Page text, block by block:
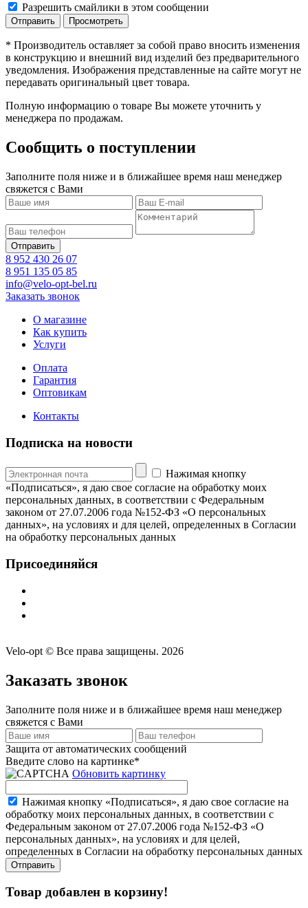
Разрешить смайлики в этом сообщении
* Производитель оставляет за собой право вносить изменения
в конструкцию и внешний вид изделий без предварительного
уведомления. Изображения представленные на сайте могут не
передавать оригинальный цвет товара.
Полную информацию о товаре Вы можете уточнить у
менеджера по продажам.
Сообщить о поступлении
Заполните поля ниже и в ближайшее время наш менеджер
свяжется с Вами
8 952 430 26 07
8 951 135 05 85
info@velo-opt-bel.ru
Заказать звонок
О магазине
Как купить
Услуги
Оплата
Гарантия
Оптовикам
Контакты
Подписка на новости
Нажимая кнопку
«Подписаться», я даю свое согласие на обработку моих
персональных данных, в соответствии с Федеральным
законом от 27.07.2006 года №152-ФЗ «О персональных
данных», на условиях и для целей, определенных в Согласии
на обработку персональных данных
Присоединяйся
Velo-opt © Все права защищены. 2026
Заказать звонок
Заполните поля ниже и в ближайшее время наш менеджер
свяжется с Вами
Защита от автоматических сообщений
Введите слово на картинке*
Обновить картинку
Нажимая кнопку «Подписаться», я даю свое согласие на
обработку моих персональных данных, в соответствии с
Федеральным законом от 27.07.2006 года №152-ФЗ «О
персональных данных», на условиях и для целей,
определенных в Согласии на обработку персональных данных
Товар добавлен в корзину!